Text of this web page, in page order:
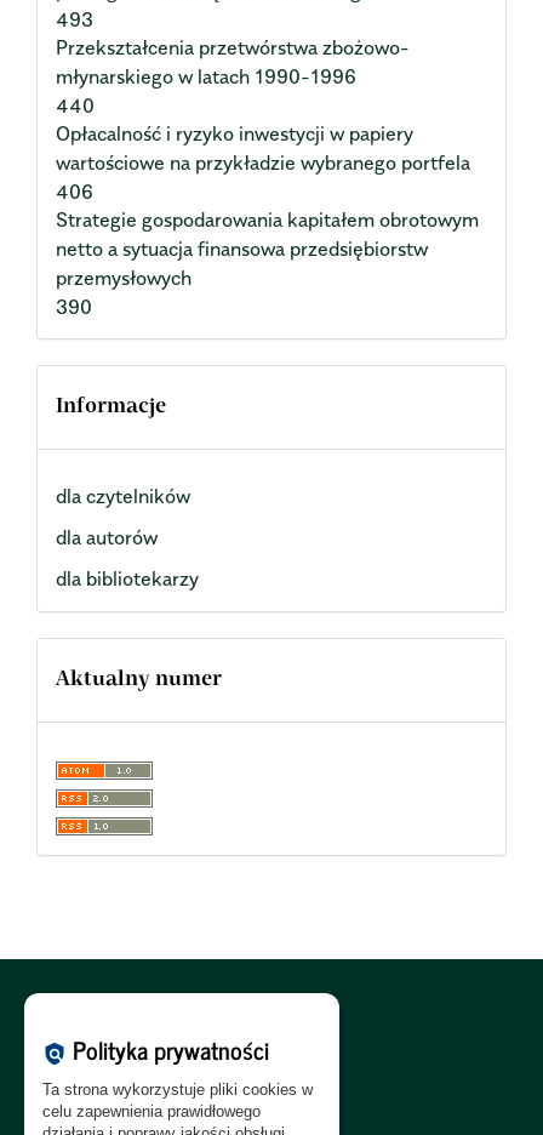
493
Przekształcenia przetwórstwa zbożowo-
młynarskiego w latach 1990-1996
440
Opłacalność i ryzyko inwestycji w papiery
wartościowe na przykładzie wybranego portfela
406
Strategie gospodarowania kapitałem obrotowym
netto a sytuacja finansowa przedsiębiorstw
przemysłowych
390
Informacje
dla czytelników
dla autorów
dla bibliotekarzy
Aktualny numer
Polityka Prywatności:PL
Polityka RODO:PL|EN
policy Polityka prywatności
Ta strona wykorzystuje pliki cookies w
celu zapewnienia prawidłowego